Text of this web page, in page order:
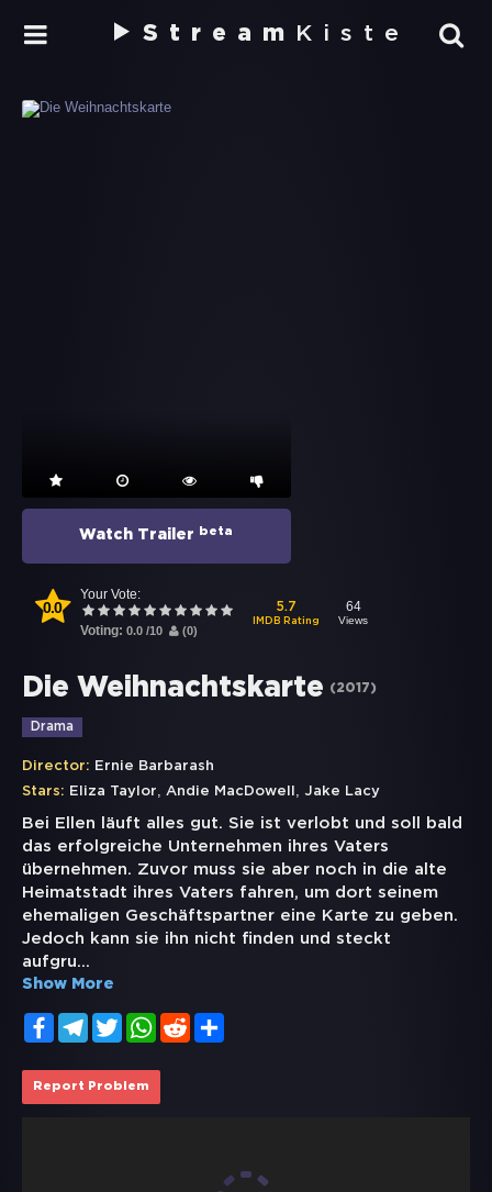
Stream Kiste
Watch Trailer beta
0.0
Your Vote:
Voting: 0.0 /10 (0)
5.7
IMDB Rating
64
Views
Die Weihnachtskarte (2017)
Drama
Director: Ernie Barbarash
Stars: Eliza Taylor, Andie MacDowell , Jake Lacy
Bei Ellen läuft alles gut. Sie ist verlobt und soll bald
das erfolgreiche Unternehmen ihres Vaters
übernehmen. Zuvor muss sie aber noch in die alte
Heimatstadt ihres Vaters fahren, um dort seinem
ehemaligen Geschäftspartner eine Karte zu geben.
Jedoch kann sie ihn nicht finden und steckt
aufgru...
Show More
FacebookTelegramTwitterWhatsApp
Reddit
Report Problem